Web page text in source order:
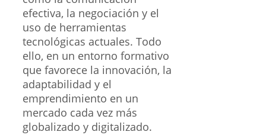
efectiva, la negociación y el
uso de herramientas
tecnológicas actuales. Todo
ello, en un entorno formativo
que favorece la innovación, la
adaptabilidad y el
emprendimiento en un
mercado cada vez más
globalizado y digitalizado.